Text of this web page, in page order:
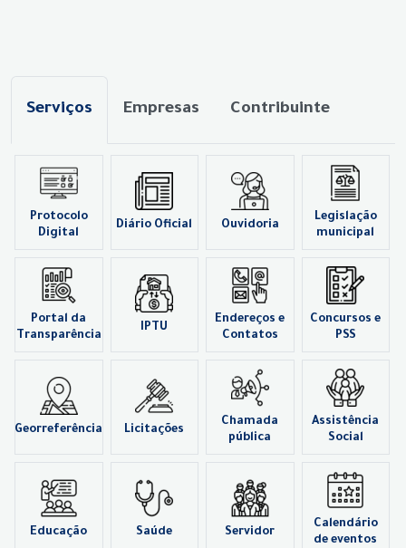
Serviços Empresas Contribuinte
Protocolo
Digital
Diário Oficial Ouvidoria
Legislação
municipal
Portal da
Transparência
IPTU
Endereços e
Contatos
Concursos e
PSS
Georreferência Licitações
Chamada
pública
Assistência
Social
Educação Saúde Servidor
Calendário
de eventos